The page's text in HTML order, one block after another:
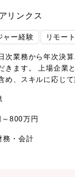
す。【組織構成】
当案件の会社へ年
リンクス
ャー経験 リモー
次業務から年次決
きます。 上場企業
め、スキルに応じて
算（単体／連結）
告書、決算短信な
SOX対応■資金管理■
を一人で担当するわ
籍20年以上）が定
800万円
務・会計